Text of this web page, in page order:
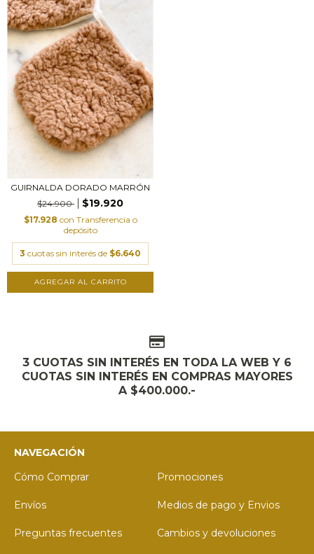
GUIRNALDA DORADO MARRÓN
$24.900
$19.920
$17.928 con Transferencia o
depósito
3 cuotas sin interés de $6.640
3 CUOTAS SIN INTERÉS EN TODA LA WEB Y 6
CUOTAS SIN INTERÉS EN COMPRAS MAYORES
A $400.000.-
NAVEGACIÓN
Cómo Comprar
Promociones
Envíos Medios de pago y Envios
Preguntas frecuentes Cambios y devoluciones